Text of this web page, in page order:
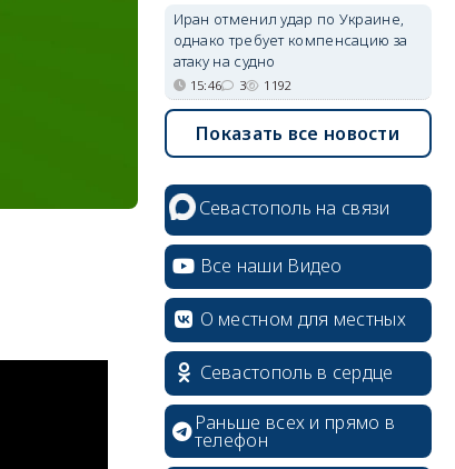
Иран отменил удар по Украине,
однако требует компенсацию за
атаку на судно
15:46 3 1192
Показать все новости
Севастополь на связи
Все наши Видео
О местном для местных
Севастополь в сердце
Раньше всех и прямо в
телефон